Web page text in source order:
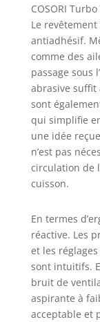
COSORI
Le
antiadhésif.
comme des
passage sous
abrasive suffit
sont
qui simplifie
une idée
n’est pas
circulation de
cuisson.
En termes
réactive. Les
et les
sont intuitifs.
bruit de
aspirante à
acceptable et